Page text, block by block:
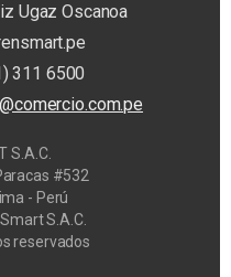
Ugaz Oscanoa
311 6500
S.A.C.
#532
- Perú
S.A.C.
reservados